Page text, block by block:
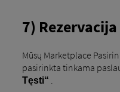
7)
Mūsų Marketplace
pasirinkta tinkama
Tęsti“ .